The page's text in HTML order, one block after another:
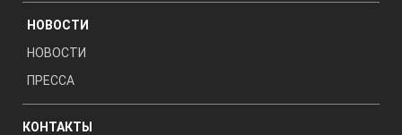
НОВОСТИ
НОВОСТИ
ПРЕССА
КОНТАКТЫ